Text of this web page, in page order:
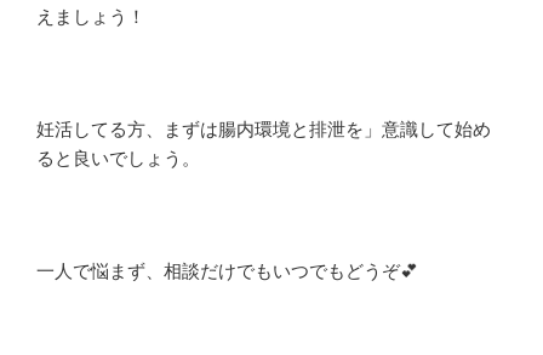
えましょう！
妊活してる方、まずは腸内環境と排泄を」意識して始め
ると良いでしょう。
一人で悩まず、相談だけでもいつでもどうぞ💕